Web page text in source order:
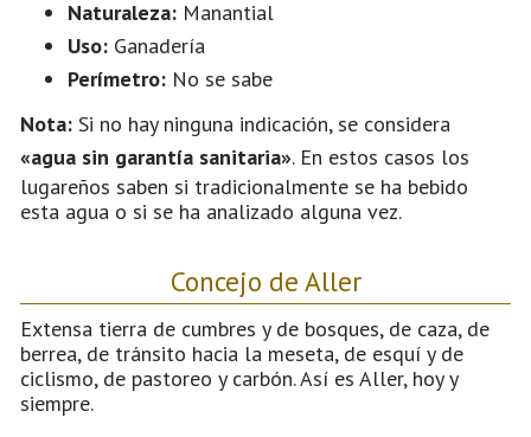
Naturaleza: Manantial
Uso: Ganadería
Perímetro: No se sabe
Nota: Si no hay ninguna indicación, se considera
«agua sin garantía sanitaria». En estos casos los
lugareños saben si tradicionalmente se ha bebido
esta agua o si se ha analizado alguna vez.
Concejo de Aller
Extensa tierra de cumbres y de bosques, de caza, de
berrea, de tránsito hacia la meseta, de esquí y de
ciclismo, de pastoreo y carbón. Así es Aller, hoy y
siempre.